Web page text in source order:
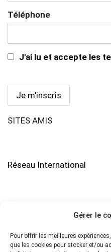
Gérer le
Pour offrir les meilleures
que les cookies pour stocker et/ou
Téléphone
J'ai lu et accepte les
SITES AMIS
Réseau International